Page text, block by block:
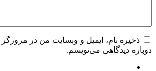
ذخیره نام، ایمیل و وبسایت من در
دوباره دیدگاهی می‌نویسم.